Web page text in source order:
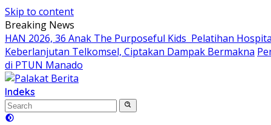
Skip to content
Breaking News
HAN 2026, 36 Anak The Purposeful Kids Pelatihan
Keberlanjutan Telkomsel, Ciptakan Dampak Bermakna
di PTUN Manado
Indeks